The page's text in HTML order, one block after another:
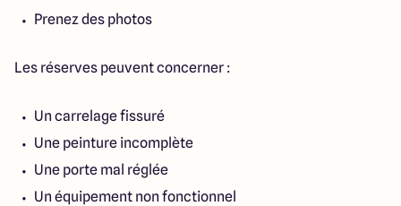
Prenez des photos
Les réserves peuvent concerner :
Un carrelage fissuré
Une peinture incomplète
Une porte mal réglée
Un équipement non fonctionnel